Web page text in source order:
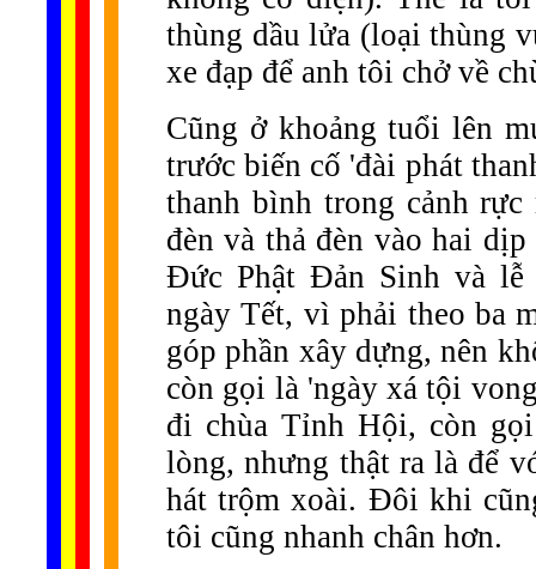
thùng dầu lửa (loại thùng
xe đạp để anh tôi chở về
Cũng ở khoảng tuổi lên
trước biến cố 'đài phát
thanh bình trong cảnh
đèn và thả đèn vào hai
Đức Phật Đản Sinh và lễ
ngày Tết, vì phải theo ba
góp phần xây dựng, nên
còn gọi là 'ngày xá tội
đi chùa Tỉnh Hội, còn
lòng, nhưng thật ra là để
hát trộm xoài. Đôi khi
tôi cũng nhanh chân hơn.